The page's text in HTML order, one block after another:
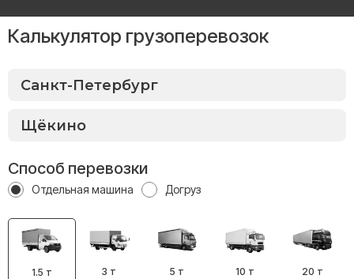
Калькулятор грузоперевозок
Способ перевозки
Отдельная машина Догруз
1.5 т 3 т 5 т 10 т 20 т